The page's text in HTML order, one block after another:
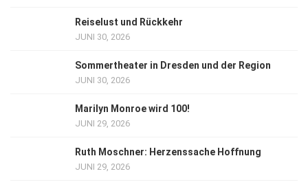
Reiselust und Rückkehr
JUNI 30, 2026
Sommertheater in Dresden und der Region
JUNI 30, 2026
Marilyn Monroe wird 100!
JUNI 29, 2026
Ruth Moschner: Herzenssache Hoffnung
JUNI 29, 2026